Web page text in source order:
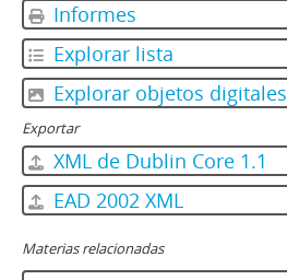
Informes
Explorar lista
Explorar objetos digitales
Exportar
XML de Dublin Core 1.1
EAD 2002 XML
Materias relacionadas